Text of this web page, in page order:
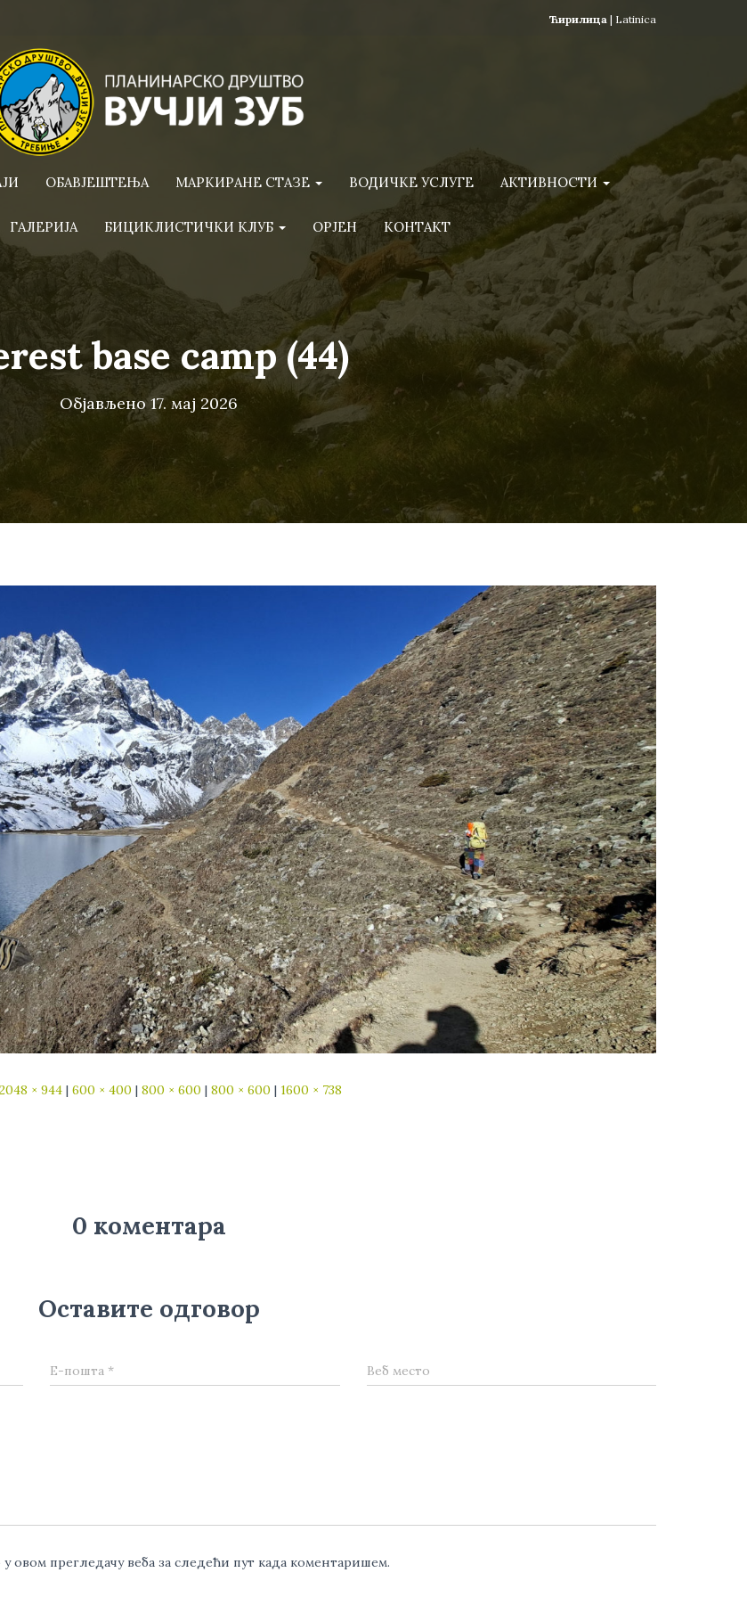
Ћирилица | Latinica
ОБАВЈЕШТЕЊА МАРКИРАНЕ СТАЗЕ ВОДИЧКЕ УСЛУГЕ АКТИВНОСТИ
ГАЛЕРИЈА БИЦИКЛИСТИЧКИ КЛУБ ОРЈЕН КОНТАКТ
base camp (44)
Објављено17. мај 2026
2048 × 944 | 600 × 400 | 800 × 600 | 800 × 600 | 1600 × 738
0 коментара
Оставите одговор
Е-пошта * Веб место
овом прегледачу веба за следећи пут када коментаришем.